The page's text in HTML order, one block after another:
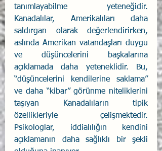
tanımlayabilme yeteneğidir.
Kanadalılar, Amerikalıları daha
saldırgan olarak değerlendirirken,
aslında Amerikan vatandaşları duygu
ve düşüncelerini başkalarına
açıklamada daha yeteneklidir. Bu,
“düşüncelerini kendilerine saklama”
ve daha “kibar” görünme niteliklerini
taşıyan Kanadalıların tipik
özellikleriyle çelişmektedir.
Psikologlar, iddialılığın kendini
açıklamanın daha sağlıklı bir şekli